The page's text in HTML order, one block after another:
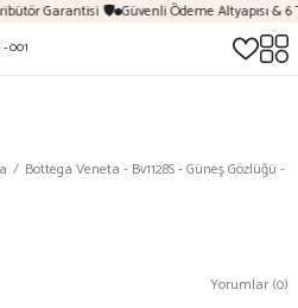
Garantisi 🛡️ Güvenli Ödeme Altyapısı &
Bottega Veneta - Bv1128S - Güneş Gözlüğü -
Yorumlar (0)